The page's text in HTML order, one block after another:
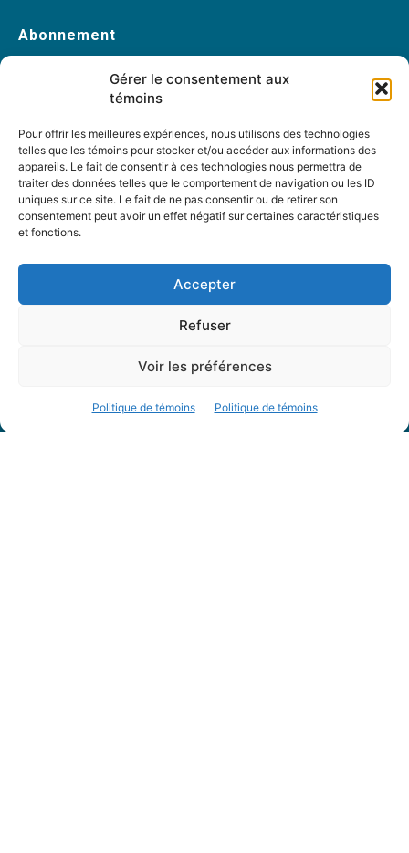
Gérer le consentement aux
témoins
Pour offrir les meilleures expériences, nous utilisons des technologies
telles que les témoins pour stocker et/ou accéder aux informations des
appareils. Le fait de consentir à ces technologies nous permettra de
traiter des données telles que le comportement de navigation ou les ID
uniques sur ce site. Le fait de ne pas consentir ou de retirer son
consentement peut avoir un effet négatif sur certaines caractéristiques
et fonctions.
Accepter
Refuser
Voir les préférences
Politique de témoins Politique de témoins
Abonnement
Changement d’adresse
À propos
Accueil
Archives
PDF Magazines
À propos
Notre équipe